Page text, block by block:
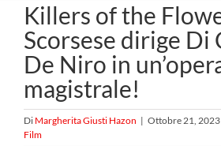
Killers of the
Scorsese dirige Di
De Niro in
magistrale!
Di Margherita Giusti Hazon | Ottobre 21, 2023
Film